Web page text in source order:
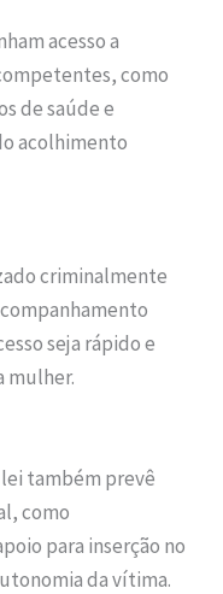
acesso a
como
de saúde e
acolhimento
criminalmente
seja rápido e
mulher.
também prevê
como
para inserção no
da vítima.